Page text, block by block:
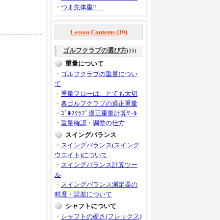
・ つま先体重!!…
Lesson Contents (39)
ゴルフクラブの選び方(15)
重量について
・ ゴルフクラブの重量につい
て
・ 重量フローは、とても大切
・ 各ゴルフクラブの適正重量
・ ｺﾞﾙﾌｸﾗﾌﾞ適正重量計算ﾂｰﾙ
・ 重量確認・調整の仕方
スイングバランス
・ スイングバランス(スイング
ウエイト)について
・ スイングバランス計算ツー
ル
・ スイングバランス測定器の
精度・誤差について
シャフトについて
・ シャフトの硬さ(フレックス)